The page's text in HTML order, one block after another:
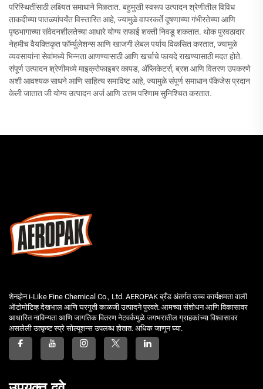
परिस्थितींसाठी लक्ष्यित समाधाने मिळतात. बहुमुखी स्वरूप उत्पादन श्रेणीतील विविध
ताकदीच्या पातळ्यांपर्यंत विस्तारित आहे, ज्यामुळे वापरकर्ते दूषणाच्या गंभीरतेच्या आणि
पृष्ठभागाच्या संवेदनशीलतेच्या आधारे योग्य सफाई शक्ती निवडू शकतात. थोक पुरवठादार
नेहमीच वैयक्तिकृत फॉर्म्युलेशन्स आणि खाजगी लेबल पर्याय विकसित करतात, ज्यामुळे
व्यवसायांना सेवांमध्ये भिन्नता आणण्यासाठी आणि खर्चाचे फायदे राखण्यासाठी मदत होते.
संपूर्ण उत्पादन श्रेणीमध्ये माइक्रोफाइबर कापड, अ‍ॅप्लिकेटर्स, ब्रश आणि वितरण उपकरणे
अशी आवश्यक साधने आणि साहित्य समाविष्ट आहे, ज्यामुळे संपूर्ण समाधान पॅकेजेस प्रदान
केली जातात जी योग्य उत्पादन अर्ज आणि उत्तम परिणाम सुनिश्चित करतात.
शेनझेन i-Like Fine Chemical Co., Ltd. AEROPAK ब्रँड अंतर्गत उच्च कार्यक्षमता वाली
ऑटोमोटिव्ह देखभाल आणि घरगुती काळजी उत्पादने पुरवते. आमच्या संशोधन आणि विकासावर
आधारित नाविन्यता आणि जागतिक वितरण नेटवर्कमुळे जगभरातील ग्राहकांच्या विश्वासावर
असलेली उत्कृष्ट स्प्रे सोल्यूशन्स उपलब्ध होतात. अधिक जाणून घ्या.